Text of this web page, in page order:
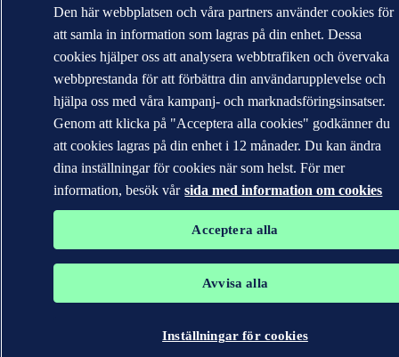
Den här webbplatsen och våra partners använder cookies för
att samla in information som lagras på din enhet. Dessa
cookies hjälper oss att analysera webbtrafiken och övervaka
webbprestanda för att förbättra din användarupplevelse och
hjälpa oss med våra kampanj- och marknadsföringsinsatser.
Genom att klicka på "Acceptera alla cookies" godkänner du
att cookies lagras på din enhet i 12 månader. Du kan ändra
dina inställningar för cookies när som helst. För mer
information, besök vår sida med information om cookies
Acceptera alla
Avvisa alla
Inställningar för cookies